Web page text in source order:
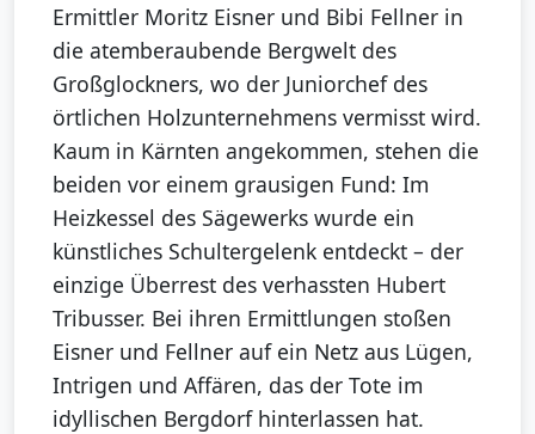
Ermittler Moritz Eisner und Bibi Fellner in
die atemberaubende Bergwelt des
Großglockners, wo der Juniorchef des
örtlichen Holzunternehmens vermisst wird.
Kaum in Kärnten angekommen, stehen die
beiden vor einem grausigen Fund: Im
Heizkessel des Sägewerks wurde ein
künstliches Schultergelenk entdeckt – der
einzige Überrest des verhassten Hubert
Tribusser. Bei ihren Ermittlungen stoßen
Eisner und Fellner auf ein Netz aus Lügen,
Intrigen und Affären, das der Tote im
idyllischen Bergdorf hinterlassen hat.